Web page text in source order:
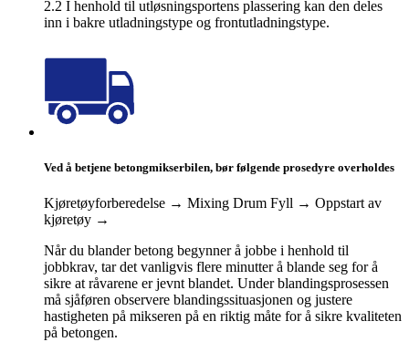
2.2 I henhold til utløsningsportens plassering kan den deles
inn i bakre utladningstype og frontutladningstype.
Ved å betjene betongmikserbilen, bør følgende prosedyre overholdes
Kjøretøyforberedelse → Mixing Drum Fyll → Oppstart av
kjøretøy →
Når du blander betong begynner å jobbe i henhold til
jobbkrav, tar det vanligvis flere minutter å blande seg for å
sikre at råvarene er jevnt blandet. Under blandingsprosessen
må sjåføren observere blandingssituasjonen og justere
hastigheten på mikseren på en riktig måte for å sikre kvaliteten
på betongen.